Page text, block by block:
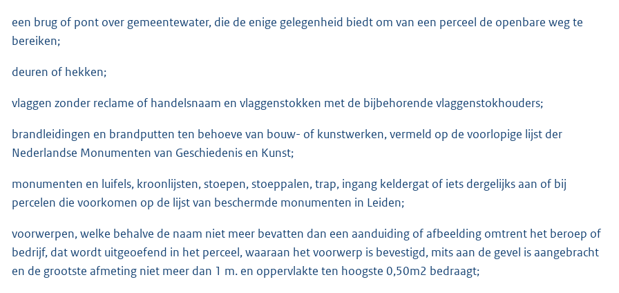
een brug of pont over gemeentewater, die de enige gelegenheid biedt om van een perceel de openbare weg te
bereiken;
deuren of hekken;
vlaggen zonder reclame of handelsnaam en vlaggenstokken met de bijbehorende vlaggenstokhouders;
brandleidingen en brandputten ten behoeve van bouw- of kunstwerken, vermeld op de voorlopige lijst der
Nederlandse Monumenten van Geschiedenis en Kunst;
monumenten en luifels, kroonlijsten, stoepen, stoeppalen, trap, ingang keldergat of iets dergelijks aan of bij
percelen die voorkomen op de lijst van beschermde monumenten in Leiden;
voorwerpen, welke behalve de naam niet meer bevatten dan een aanduiding of afbeelding omtrent het beroep of
bedrijf, dat wordt uitgeoefend in het perceel, waaraan het voorwerp is bevestigd, mits aan de gevel is aangebracht
en de grootste afmeting niet meer dan 1 m. en oppervlakte ten hoogste 0,50m2 bedraagt;